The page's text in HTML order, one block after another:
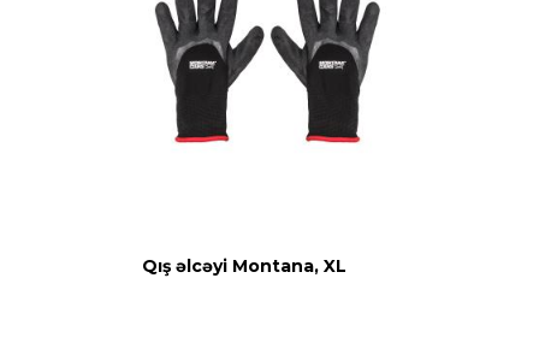
Qış əlcəyi Montana, XL